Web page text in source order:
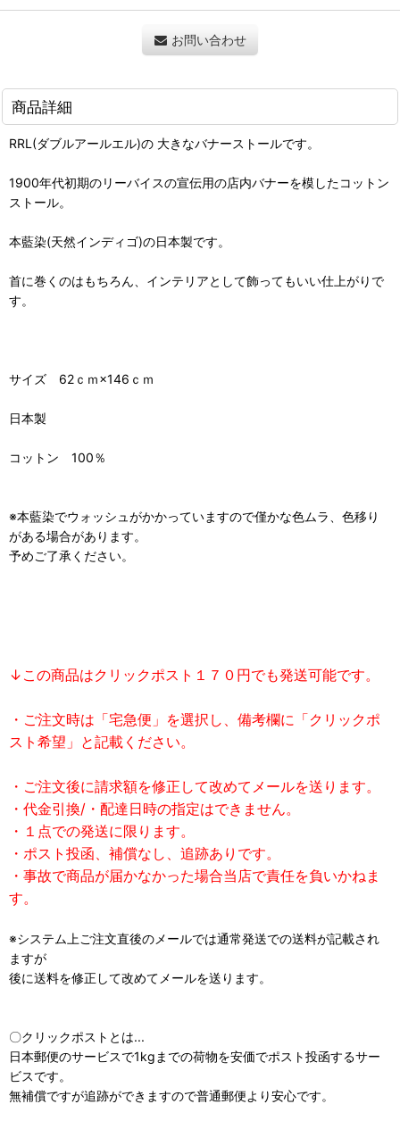
お問い合わせ
商品詳細
RRL(ダブルアールエル)の 大きなバナーストールです。
1900年代初期のリーバイスの宣伝用の店内バナーを模したコットン
ストール。
本藍染(天然インディゴ)の日本製です。
首に巻くのはもちろん、インテリアとして飾ってもいい仕上がりで
す。
サイズ 62ｃｍ×146ｃｍ
日本製
コットン 100％
※本藍染でウォッシュがかかっていますので僅かな色ムラ、色移り
がある場合があります。
予めご了承ください。
↓この商品はクリックポスト１７０円でも発送可能です。
・ご注文時は「宅急便」を選択し、備考欄に「クリックポ
スト希望」と記載ください。
・ご注文後に請求額を修正して改めてメールを送ります。
・代金引換/・配達日時の指定はできません。
・１点での発送に限ります。
・ポスト投函、補償なし、追跡ありです。
・事故で商品が届かなかった場合当店で責任を負いかねま
す。
※システム上ご注文直後のメールでは通常発送での送料が記載され
ますが
後に送料を修正して改めてメールを送ります。
〇クリックポストとは...
日本郵便のサービスで1kgまでの荷物を安価でポスト投函するサー
ビスです。
無補償ですが追跡ができますので普通郵便より安心です。